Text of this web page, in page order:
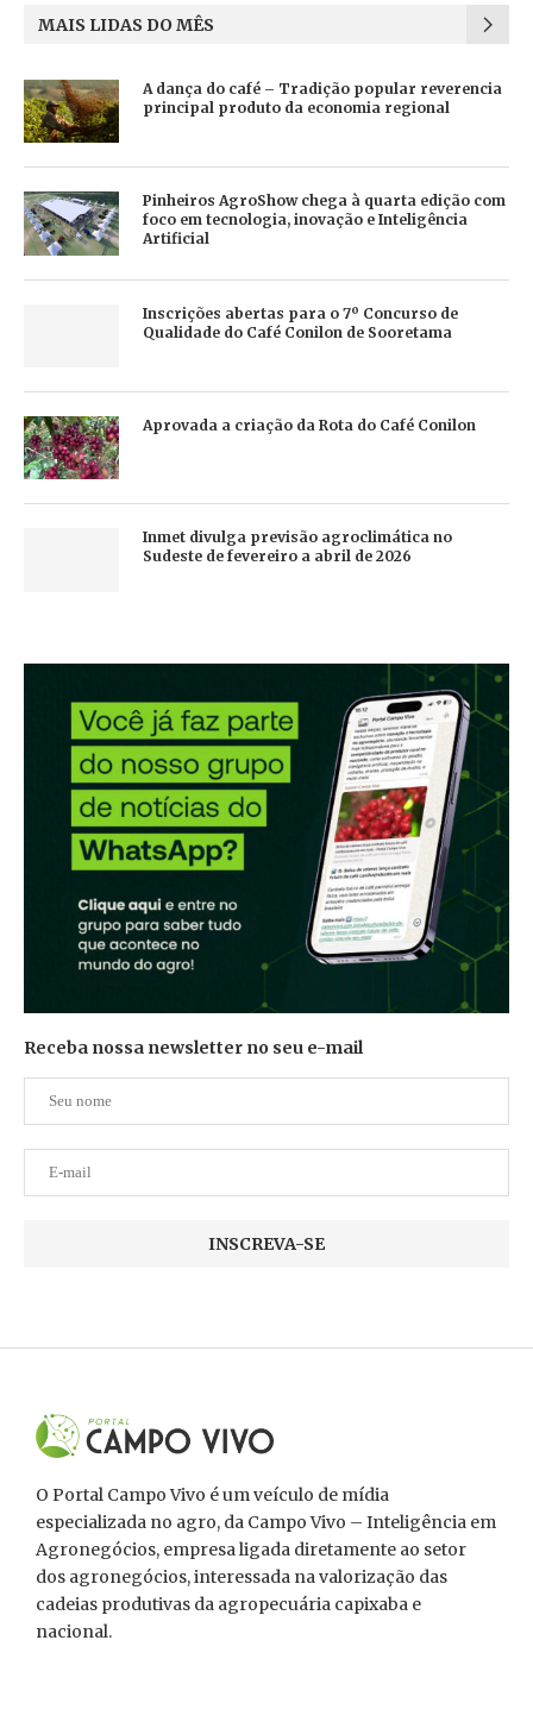
MAIS LIDAS DO MÊS
A dança do café – Tradição popular reverencia
principal produto da economia regional
Pinheiros AgroShow chega à quarta edição com
foco em tecnologia, inovação e Inteligência
Artificial
Inscrições abertas para o 7º Concurso de
Qualidade do Café Conilon de Sooretama
Aprovada a criação da Rota do Café Conilon
Inmet divulga previsão agroclimática no
Sudeste de fevereiro a abril de 2026
Receba nossa newsletter no seu e-mail
O Portal Campo Vivo é um veículo de mídia
especializada no agro, da Campo Vivo – Inteligência em
Agronegócios, empresa ligada diretamente ao setor
dos agronegócios, interessada na valorização das
cadeias produtivas da agropecuária capixaba e
nacional.